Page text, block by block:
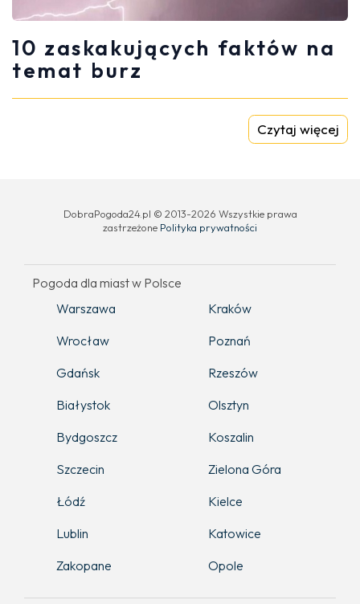
10 zaskakujących faktów na
temat burz
Czytaj więcej
DobraPogoda24.pl © 2013-2026 Wszystkie prawa
zastrzeżone Polityka prywatności
Pogoda dla miast w Polsce
Warszawa
Kraków
Wrocław
Poznań
Gdańsk
Rzeszów
Białystok
Olsztyn
Bydgoszcz
Koszalin
Szczecin
Zielona Góra
Łódź
Kielce
Lublin
Katowice
Zakopane
Opole